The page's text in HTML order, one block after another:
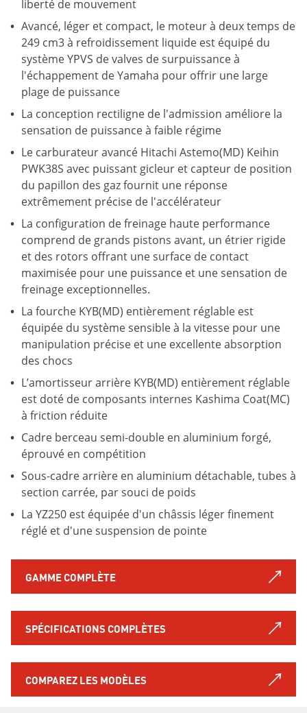
liberté de mouvement
Avancé, léger et compact, le moteur à deux temps de
249 cm3 à refroidissement liquide est équipé du
système YPVS de valves de surpuissance à
l'échappement de Yamaha pour offrir une large
plage de puissance
La conception rectiligne de l'admission améliore la
sensation de puissance à faible régime
Le carburateur avancé Hitachi Astemo(MD) Keihin
PWK38S avec puissant gicleur et capteur de position
du papillon des gaz fournit une réponse
extrêmement précise de l'accélérateur
La configuration de freinage haute performance
comprend de grands pistons avant, un étrier rigide
et des rotors offrant une surface de contact
maximisée pour une puissance et une sensation de
freinage exceptionnelles.
La fourche KYB(MD) entièrement réglable est
équipée du système sensible à la vitesse pour une
manipulation précise et une excellente absorption
des chocs
L’amortisseur arrière KYB(MD) entièrement réglable
est doté de composants internes Kashima Coat(MC)
à friction réduite
Cadre berceau semi-double en aluminium forgé,
éprouvé en compétition
Sous-cadre arrière en aluminium détachable, tubes à
section carrée, par souci de poids
La YZ250 est équipée d'un châssis léger finement
réglé et d'une suspension de pointe
GAMME COMPLÈTE
COMPAREZ LES MODÈLES
SPÉCIFICATIONS COMPLÈTES